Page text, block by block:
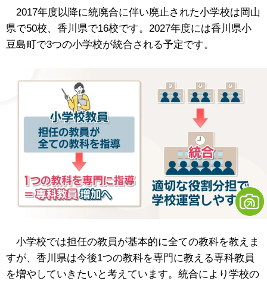
2017年度以降に統廃合に伴い廃止された小学校は岡山
県で50校、香川県で16校です。2027年度には香川県小
豆島町で3つの小学校が統合される予定です。
小学校では担任の教員が基本的に全ての教科を教えま
すが、香川県は今後1つの教科を専門に教える専科教員
を増やしていきたいと考えています。統合により学校の